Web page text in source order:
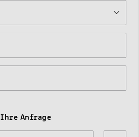
Ihre Anfrage